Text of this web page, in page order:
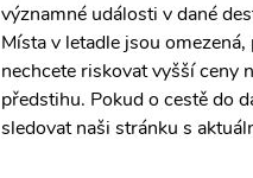
významné události v dané
Místa v letadle jsou
nechcete riskovat vyšší ceny
předstihu. Pokud o cestě do
sledovat naši stránku s